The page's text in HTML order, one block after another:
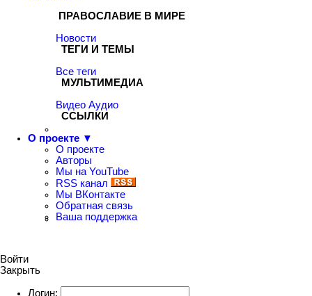
ПРАВОСЛАВИЕ В МИРЕ
Новости
ТЕГИ И ТЕМЫ
Все теги
МУЛЬТИМЕДИА
Видео Аудио
ССЫЛКИ
О проекте ▼
О проекте
Авторы
Мы на YouTube
RSS канал
Мы ВКонтакте
Обратная связь
Ваша поддержка
Войти
Закрыть
Логин: